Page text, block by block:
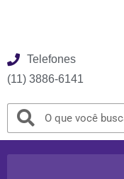
Telefones
(11) 3886-6141